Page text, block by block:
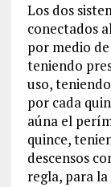
Los dos
conectados
por medio
teniendo
uso,
por cada
aúna el
quince,
descensos
regla, para